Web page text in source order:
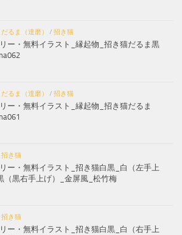
だるま（達磨） / 招き猫
ー・無料イラスト_縁起物_招き猫だるま黒
だるま（達磨） / 招き猫
ー・無料イラスト_縁起物_招き猫だるま
招き猫
ー・無料イラスト_招き猫白黒_白（左手上
（黒右手上げ）_金屏風_松竹梅
招き猫
ー・無料イラスト_招き猫白黒_白（右手上